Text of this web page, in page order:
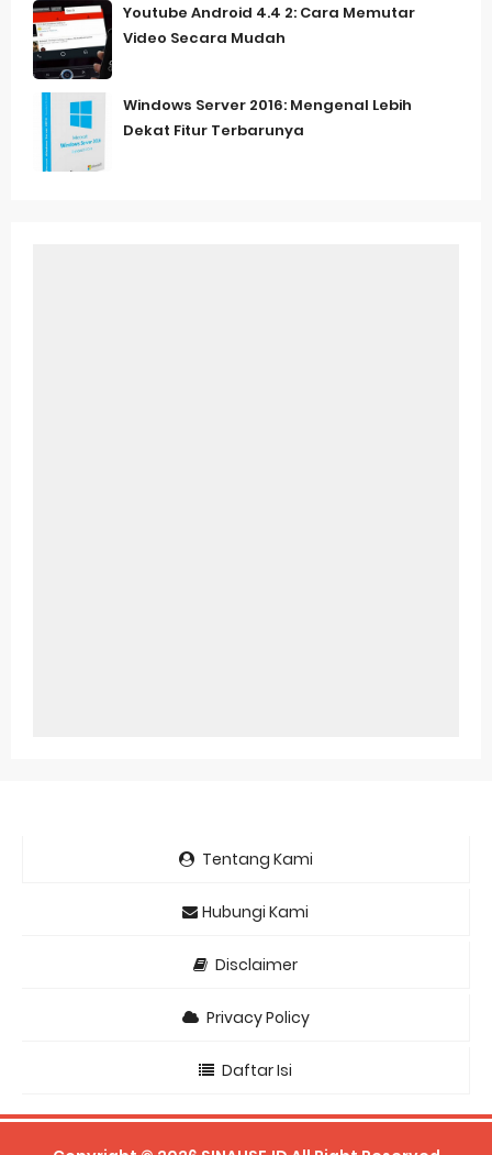
Youtube Android 4.4 2: Cara Memutar
Video Secara Mudah
Windows Server 2016: Mengenal Lebih
Dekat Fitur Terbarunya
Tentang Kami
Hubungi Kami
Disclaimer
Privacy Policy
Daftar Isi